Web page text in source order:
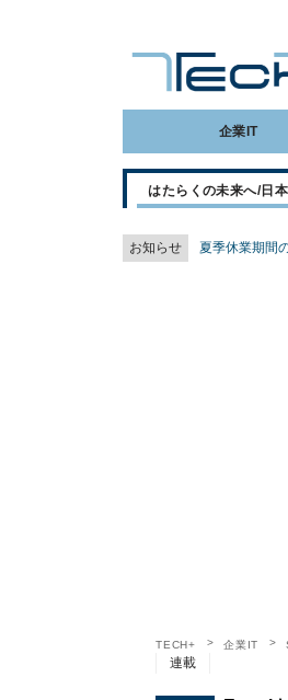
企業IT
はたらくの未来へ/日
お知らせ 夏季休業期間
TECH+ 企業IT
連載